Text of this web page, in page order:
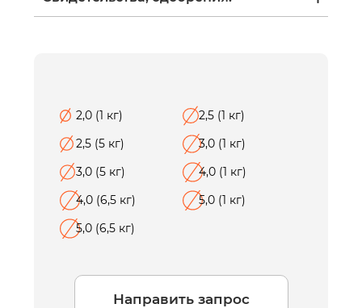
2,0 (1 кг)
2,5 (1 кг)
2,5 (5 кг)
3,0 (1 кг)
3,0 (5 кг)
4,0 (1 кг)
4,0 (6,5 кг)
5,0 (1 кг)
5,0 (6,5 кг)
Направить запрос